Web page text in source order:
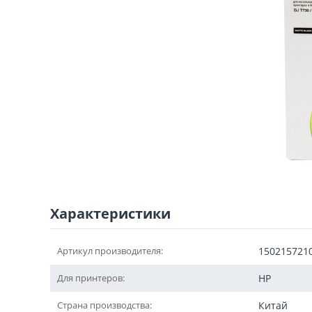
Характеристики
Артикул производителя:
Для принтеров: HP
Страна производства: Китай